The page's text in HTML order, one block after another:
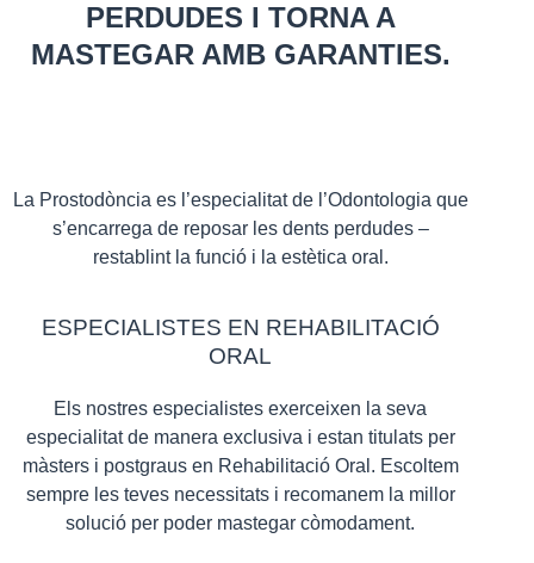
PERDUDES I TORNA A
MASTEGAR AMB GARANTIES.
La Prostodòncia es l’especialitat de l’Odontologia que
s’encarrega de reposar les dents perdudes –
restablint la funció i la estètica oral.
ESPECIALISTES EN REHABILITACIÓ
ORAL
Els nostres especialistes exerceixen la seva
especialitat de manera exclusiva i estan titulats per
màsters i postgraus en Rehabilitació Oral. Escoltem
sempre les teves necessitats i recomanem la millor
solució per poder mastegar còmodament.